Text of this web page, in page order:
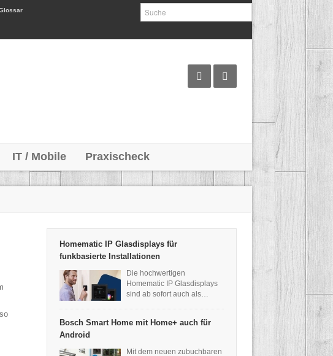
IT / Mobile Praxischeck
Homematic IP Glasdisplays für
funkbasierte Installationen
Die hochwertigen
Homematic IP Glasdisplays
sind ab sofort auch als…
Bosch Smart Home mit Home+ auch für
Android
Mit dem neuen zubuchbaren